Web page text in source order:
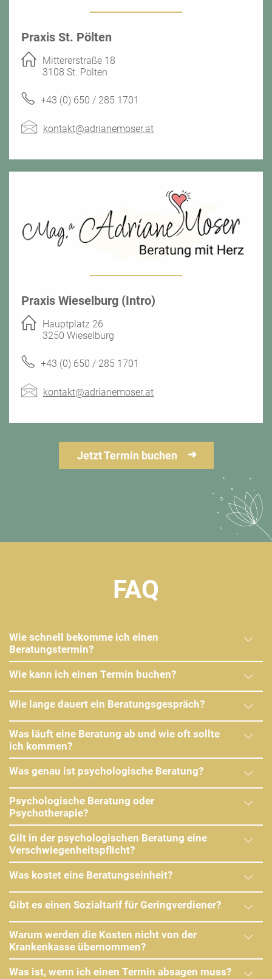
Praxis St. Pölten
Mittererstraße 18
3108 St. Pölten
+43 (0) 650 / 285 1701
kontakt@adrianemoser.at
Praxis Wieselburg (Intro)
Hauptplatz 26
3250 Wieselburg
+43 (0) 650 / 285 1701
kontakt@adrianemoser.at
Jetzt Termin buchen
FAQ
Wie schnell bekomme ich einen
Beratungstermin?
Wie kann ich einen Termin buchen?
Wie lange dauert ein Beratungsgespräch?
Was läuft eine Beratung ab und wie oft sollte
ich kommen?
Was genau ist psychologische Beratung?
Psychologische Beratung oder
Psychotherapie?
Gilt in der psychologischen Beratung eine
Verschwiegenheitspflicht?
Was kostet eine Beratungseinheit?
Gibt es einen Sozialtarif für Geringverdiener?
Warum werden die Kosten nicht von der
Krankenkasse übernommen?
Was ist, wenn ich einen Termin absagen muss?